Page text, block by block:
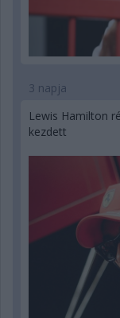
3 napja
Lewis Hamilton
kezdett